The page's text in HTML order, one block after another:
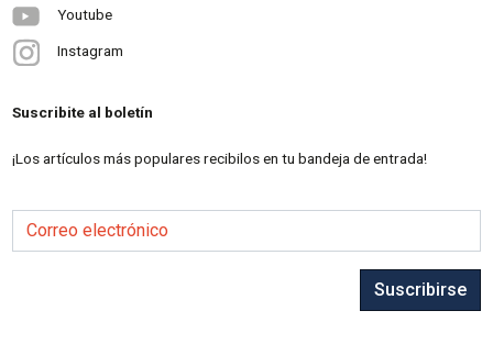
Youtube
Instagram
Suscribite al boletín
¡Los artículos más populares recibilos en tu bandeja de entrada!
Correo electrónico
Suscribirse